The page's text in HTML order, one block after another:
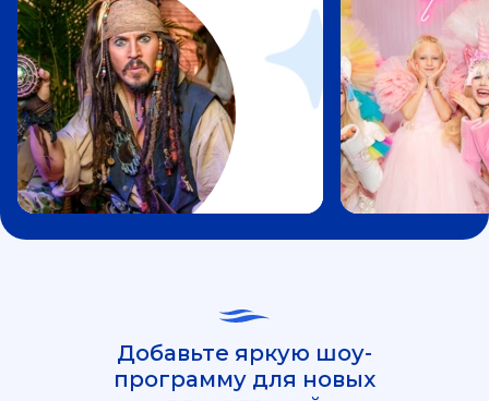
Добавьте яркую шоу-
программу для новых